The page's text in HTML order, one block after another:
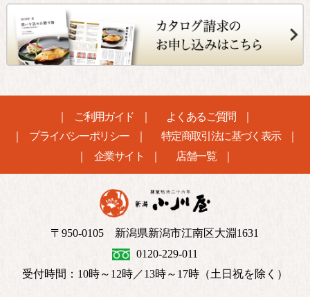
ご利用ガイド
よくあるご質問
プライバシーポリシー
特定商取引法に基づく表示
企業サイト
店舗一覧
〒950-0105 新潟県新潟市江南区大淵1631
0120-229-011
受付時間：10時～12時／13時～17時（土日祝を除く）